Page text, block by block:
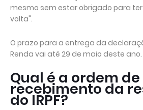
mesmo sem estar obrigado para
volta".
O prazo para a entrega da
Renda vai até 29 de maio deste ano.
Qual é a ordem de
recebimento da
do IRPF?